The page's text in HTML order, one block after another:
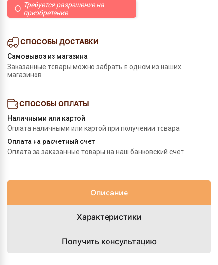
Требуется разрешение на
приобретение
СПОСОБЫ ДОСТАВКИ
Самовывоз из магазина
Заказанные товары можно забрать в одном из наших
магазинов
СПОСОБЫ ОПЛАТЫ
Наличными или картой
Оплата наличными или картой при получении товара
Оплата на расчетный счет
Оплата за заказанные товары на наш банковский счет
Описание
Характеристики
Получить консультацию